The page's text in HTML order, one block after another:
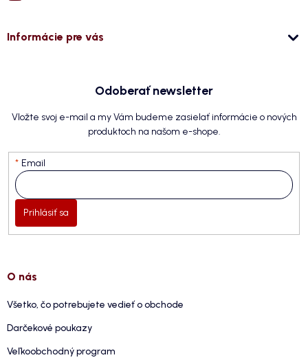
Informácie pre vás
Odoberať newsletter
Vložte svoj e-mail a my Vám budeme zasielať informácie o nových
produktoch na našom e-shope.
Email
Prihlásiť sa
O nás
Všetko, čo potrebujete vedieť o obchode
Darčekové poukazy
Veľkoobchodný program